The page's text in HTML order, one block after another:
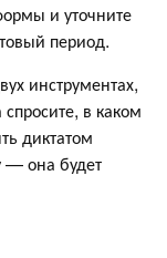
и уточните
период.
инструментах,
в каком
диктатом
— она будет